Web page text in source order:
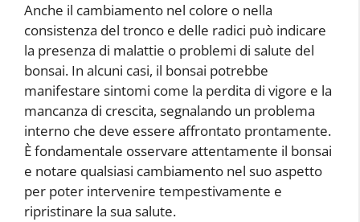
Anche il cambiamento nel colore o nella
consistenza del tronco e delle radici può indicare
la presenza di malattie o problemi di salute del
bonsai. In alcuni casi, il bonsai potrebbe
manifestare sintomi come la perdita di vigore e la
mancanza di crescita, segnalando un problema
interno che deve essere affrontato prontamente.
È fondamentale osservare attentamente il bonsai
e notare qualsiasi cambiamento nel suo aspetto
per poter intervenire tempestivamente e
ripristinare la sua salute.